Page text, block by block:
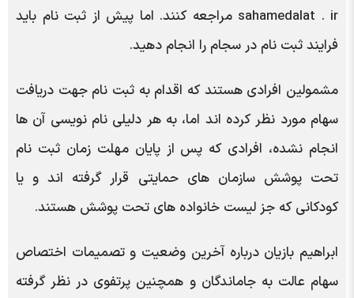
sahamedalat . ir مراجعه کنند. اما پیش از ثبت نام باید
فرایند ثبت نام در سجام را انجام دهید.
مشمولین افرادی هستند که اقدام به ثبت نام جهت دریافت
سهام مورد نظر کرده اند اما، به هر دلیلی نام نویسی آن ها
انجام نشده، افرادی که پس از پایان مهلت زمان ثبت نام
تحت پوشش سازمان های حمایتی قرار گرفته اند و یا
کودکانی که جز لیست خانواده های تحت پوشش هستند.
ابراهیم بازیان درباره آخرین وضعیت و تصمیمات اختصاص
سهام عالت به جاماندگان و همچنین پرتفوی در نظر گرفته